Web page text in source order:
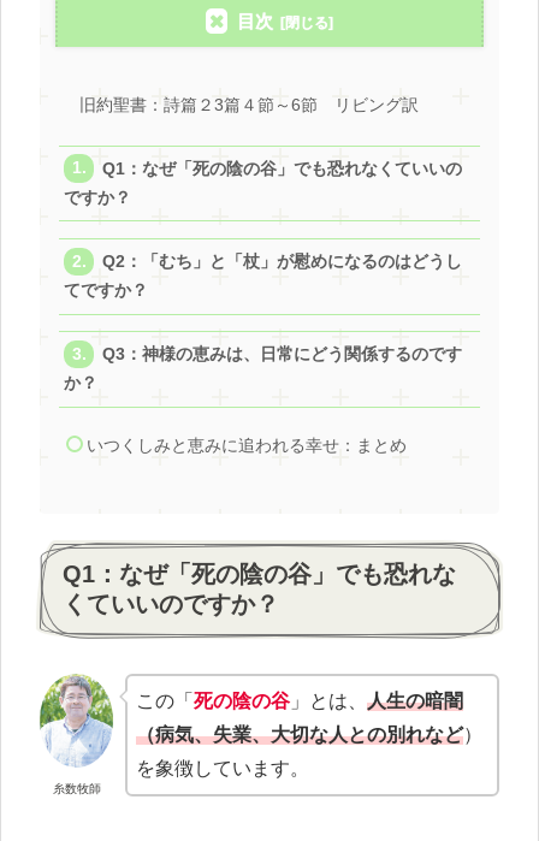
目次
旧約聖書：詩篇２3篇４節～6節 リビング訳
Q1：なぜ「死の陰の谷」でも恐れなくていいの
ですか？
Q2：「むち」と「杖」が慰めになるのはどうし
てですか？
Q3：神様の恵みは、日常にどう関係するのです
か？
いつくしみと恵みに追われる幸せ：まとめ
Q1：なぜ「死の陰の谷」でも恐れな
くていいのですか？
糸数牧師
この「死の陰の谷 」とは、人生の暗闇
（病気、失業、大切な人との別れなど）
を象徴しています。